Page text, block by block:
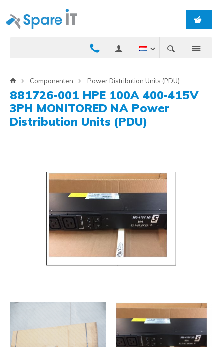
Componenten Power Distribution Units (PDU)
881726-001 HPE 100A 400-415V
3PH MONITORED NA Power
Distribution Units (PDU)